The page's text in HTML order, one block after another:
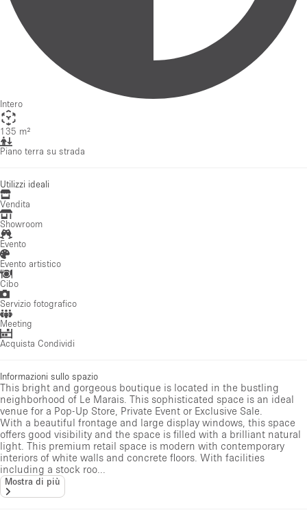
Intero
135 m²
Piano terra su strada
Utilizzi ideali
Vendita
Showroom
Evento
Evento artistico
Cibo
Servizio fotografico
Meeting
Acquista Condividi
Informazioni sullo spazio
This bright and gorgeous boutique is located in the bustling
neighborhood of Le Marais. This sophisticated space is an ideal
venue for a Pop-Up Store, Private Event or Exclusive Sale.
With a beautiful frontage and large display windows, this space
offers good visibility and the space is filled with a brilliant natural
light. This premium retail space is modern with contemporary
interiors of white walls and concrete floors. With facilities
including a stock roo...
Mostra di più